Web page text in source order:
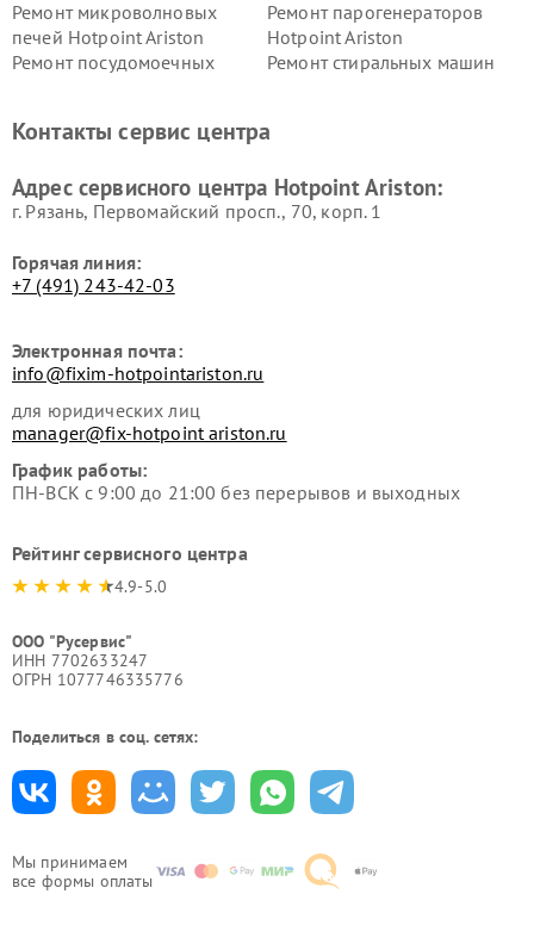
Мы принимаем
все формы оплаты
Ремонт микроволновых
печей Hotpoint Ariston
Ремонт парогенераторов
Hotpoint Ariston
Ремонт посудомоечных
Ремонт стиральных машин
Hotpoint Ariston
Hotpoint Ariston
Ariston
Hotpoint Ariston
Контакты сервис центра
Адрес сервисного центра Hotpoint Ariston:
г. Рязань, Первомайский просп., 70, корп. 1
Горячая линия:
+7 (491) 243-42-03
Электронная почта:
info@fixim-hotpointariston.ru
для юридических лиц
manager@fix-hotpoint ariston.ru
График работы:
ПН-ВСК с 9:00 до 21:00 без перерывов и выходных
Рейтинг сервисного центра
4.9-5.0
ООО "Русервис"
ИНН 7702633247
ОГРН 1077746335776
Поделиться в соц. сетях: